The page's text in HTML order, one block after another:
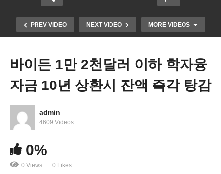
PREV VIDEO NEXT VIDEO MORE VIDEOS
움받아 트럼프 대항마 되나’
바이든 1만 2천달러 이하 학자융
자금 10년 상환시 잔액 즉각 탕감
admin
4609 Videos
0%
0 Views 0 Likes